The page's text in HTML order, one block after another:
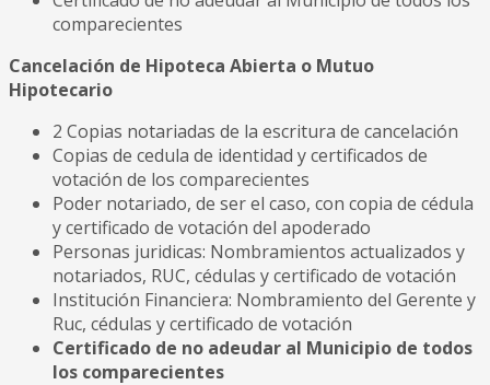
comparecientes
Cancelación de Hipoteca Abierta o Mutuo
Hipotecario
2 Copias notariadas de la escritura de cancelación
Copias de cedula de identidad y certificados de
votación de los comparecientes
Poder notariado, de ser el caso, con copia de cédula
y certificado de votación del apoderado
Personas juridicas: Nombramientos actualizados y
notariados, RUC, cédulas y certificado de votación
Institución Financiera: Nombramiento del Gerente y
Ruc, cédulas y certificado de votación
Certificado de no adeudar al Municipio de todos
los comparecientes